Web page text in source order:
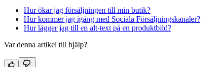
Hur ökar jag försäljningen till min butik?
Hur kommer jag igång med Sociala Försäljningskanaler?
Hur lägger jag till en alt-text på en produktbild?
Var denna artikel till hjälp?